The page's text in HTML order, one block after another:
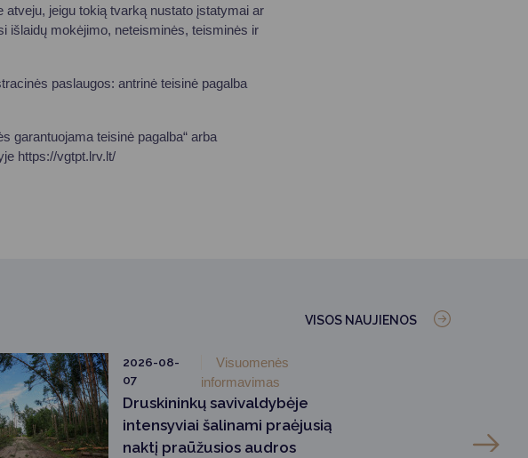
jeigu tokią tvarką nustato įstatymai ar
išlaidų mokėjimo, neteisminės, teisminės ir
paslaugos: antrinė teisinė pagalba
garantuojama teisinė pagalba“ arba
https://vgtpt.lrv.lt/
VISOS NAUJIENOS
2026-08-
07
Visuomenės
informavimas
Druskininkų savivaldybėje
intensyviai šalinami praėjusią
naktį praūžusios audros